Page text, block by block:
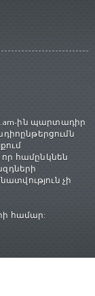
ին պարտադիր
համընկնեն
չի
համար: